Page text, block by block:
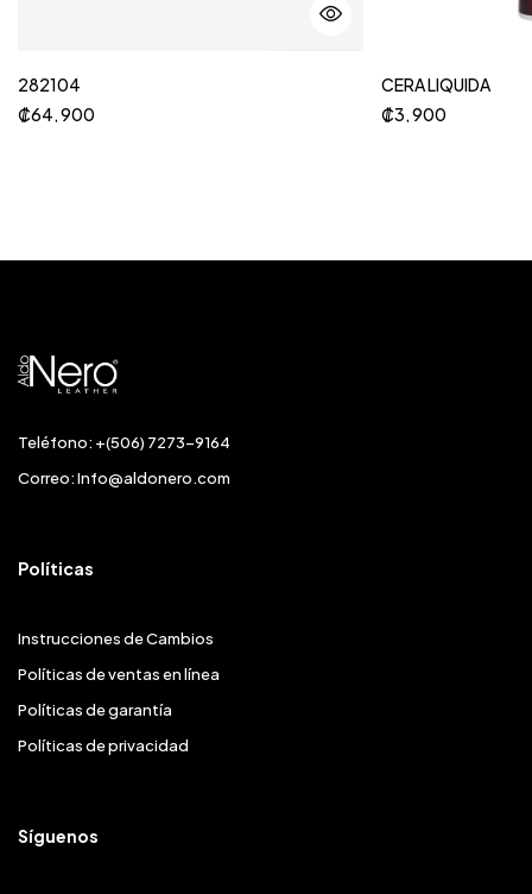
282104
₡64, 900
CERA LIQUIDA
₡3, 900
Teléfono: +(506) 7273-9164
Correo:Info@aldonero.com
Políticas
Instrucciones de Cambios
Políticas de ventas en línea
Políticas de garantía
Políticas de privacidad
Síguenos